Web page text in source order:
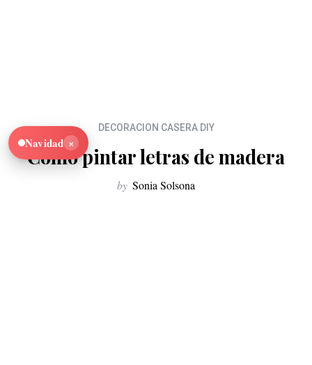
DECORACION CASERA DIY
Como pintar letras de madera
by Sonia Solsona
Navidad ×